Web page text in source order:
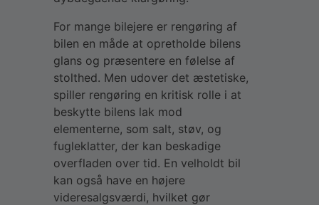
For mange bilejere er rengøring af
bilen en måde at opretholde bilens
glans og præsentere en følelse af
stolthed. Men udover det æstetiske,
spiller rengøring en kritisk rolle i at
beskytte bilens lak mod
elementerne, som salt, støv, og
fugleklatter, der kan beskadige
overfladen over tid. En velholdt bil
kan også have en højere
videresalgsværdi, hvilket gør